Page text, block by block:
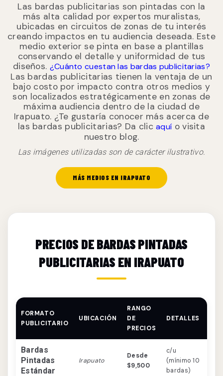
Las bardas publicitarias son pintadas con la
más alta calidad por expertos muralistas,
ubicadas en circuitos de zonas de tu interés
creando impactos en tu audiencia deseada. Este
medio exterior se pinta en base a plantillas
conservando el detalle y uniformidad de tus
diseños. ¿Cuánto cuestan las bardas publicitarias?
Las bardas publicitarias tienen la ventaja de un
bajo costo por impacto contra otros medios y
son localizados estratégicamente en zonas de
máxima audiencia dentro de la ciudad de
Irapuato. ¿Te gustaría conocer más acerca de
las bardas publicitarias? Da clicaquí o visita
nuestro blog.
Las imágenes utilizadas son de carácter ilustrativo.
MÁS MEDIOS EN IRAPUATO
PRECIOS DE BARDAS PINTADAS
PUBLICITARIAS EN IRAPUATO
FORMATO
PUBLICITARIO
UBICACIÓN
RANGO
DE
PRECIOS
DETALLES
Bardas
Pintadas
Estándar
Irapuato
Desde
$9,500
c/u
(mínimo 10
bardas)